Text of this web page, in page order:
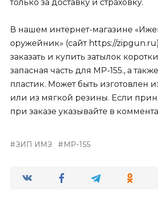
только за доставку и страховку.
В нашем интернет-магазине
оружейник» (сайт https://
заказать и купить затылок
запасная часть для МР-155., а
пластик. Может быть изготовлен
или из мягкой резины. Если
при заказе указывайте в
ЗИП ИМЗ МР-155